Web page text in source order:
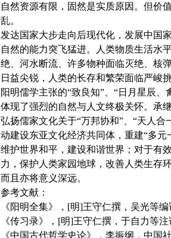
自然资源有限，固然是实质原因。但价
乱。
发达国家大步走向后现代化，发展中国
自然的能力突飞猛进。人类物质生活水
绝、河水断流、许多物种面临灭绝、核
日益尖锐，人类的长存和繁荣面临严峻
阳明儒学主张的“致良知”、“日月星辰
体现了强烈的自然与人文终极关怀。承
弘扬儒家文化关于“万邦协和”、“天人
动建设东亚文化经济共同体，重建“多
维护世界和平，建设和谐世界；对于有
力，保护人类家园地球，改善人类生存
而且亦将意义深远。
参考文献：
《阳明全集》，[明]王守仁撰，吴光等
《传习录》，[明]王守仁撰，于自力等
《中国古代哲学史论》，李振纲，中国